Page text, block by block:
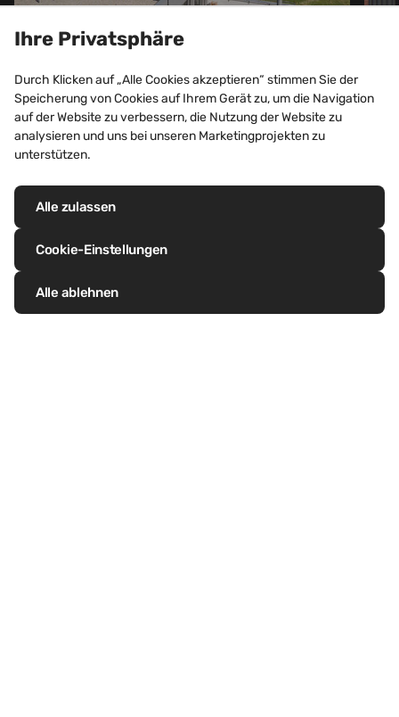
EINFAMILIENHAUS
Einfamilienhaus, Ramsen
(Schweiz)
Ihre Privatsphäre
Durch Klicken auf „Alle Cookies akzeptieren“ stimmen Sie der
Speicherung von Cookies auf Ihrem Gerät zu, um die Navigation
auf der Website zu verbessern, die Nutzung der Website zu
analysieren und uns bei unseren Marketingprojekten zu
unterstützen.
Alle zulassen
Cookie-Einstellungen
Alle ablehnen